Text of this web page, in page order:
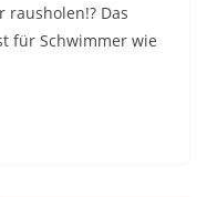
rausholen!? Das
für Schwimmer wie